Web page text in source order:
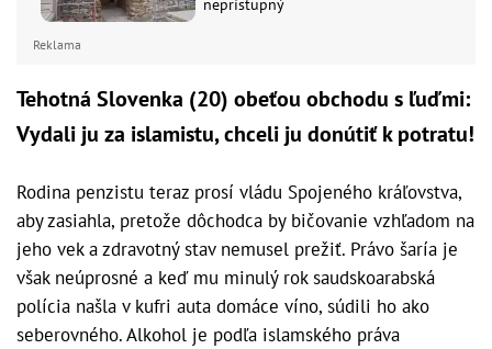
neprístupný
Reklama
Tehotná Slovenka (20) obeťou obchodu s ľuďmi:
Vydali ju za islamistu, chceli ju donútiť k potratu!
Rodina penzistu teraz prosí vládu Spojeného kráľovstva,
aby zasiahla, pretože dôchodca by bičovanie vzhľadom na
jeho vek a zdravotný stav nemusel prežiť. Právo šaría je
však neúprosné a keď mu minulý rok saudskoarabská
polícia našla v kufri auta domáce víno, súdili ho ako
seberovného. Alkohol je podľa islamského práva